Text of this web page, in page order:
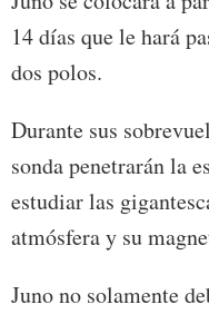
14 días que le hará
dos polos.
Durante sus
sonda penetrarán la
estudiar las
atmósfera y su
Juno no solamente